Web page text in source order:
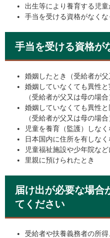
出生等により養育する児童
手当を受ける資格がなくな
手当を受ける資格が
婚姻したとき（受給者が父
婚姻していなくても異性
（受給者が父又は母の場合
婚姻していなくても異性
（受給者が父又は母の場合
児童を養育（監護）しなく
日本国内に住所を有しなく
児童福祉施設や少年院な
里親に預けられたとき
届け出が必要な場合
てください
受給者や扶養義務者の所